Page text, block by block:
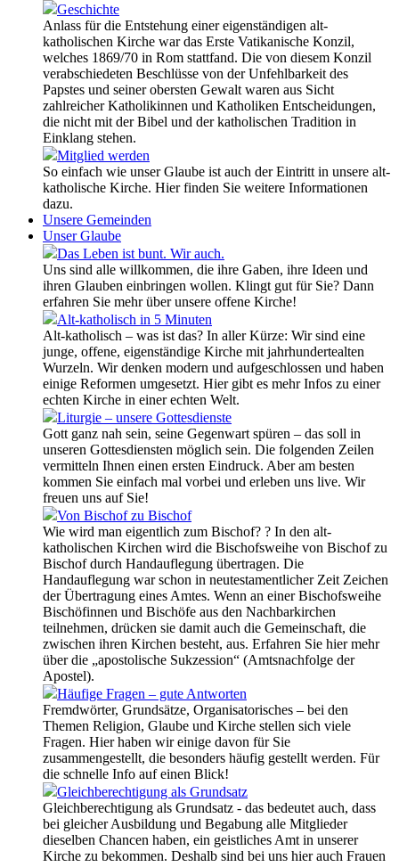
Geschichte
Anlass für die Entstehung einer eigenständigen alt-
katholischen Kirche war das Erste Vatikanische Konzil,
welches 1869/70 in Rom stattfand. Die von diesem Konzil
verabschiedeten Beschlüsse von der Unfehlbarkeit des
Papstes und seiner obersten Gewalt waren aus Sicht
zahlreicher Katholikinnen und Katholiken Entscheidungen,
die nicht mit der Bibel und der katholischen Tradition in
Einklang stehen.
Mitglied werden
So einfach wie unser Glaube ist auch der Eintritt in unsere alt-
katholische Kirche. Hier finden Sie weitere Informationen
dazu.
Unsere Gemeinden
Unser Glaube
Das Leben ist bunt. Wir auch.
Uns sind alle willkommen, die ihre Gaben, ihre Ideen und
ihren Glauben einbringen wollen. Klingt gut für Sie? Dann
erfahren Sie mehr über unsere offene Kirche!
Alt-katholisch in 5 Minuten
Alt-katholisch – was ist das? In aller Kürze: Wir sind eine
junge, offene, eigenständige Kirche mit jahrhundertealten
Wurzeln. Wir denken modern und aufgeschlossen und haben
einige Reformen umgesetzt. Hier gibt es mehr Infos zu einer
echten Kirche in einer echten Welt.
Liturgie – unsere Gottesdienste
Gott ganz nah sein, seine Gegenwart spüren – das soll in
unseren Gottesdiensten möglich sein. Die folgenden Zeilen
vermitteln Ihnen einen ersten Eindruck. Aber am besten
kommen Sie einfach mal vorbei und erleben uns live. Wir
freuen uns auf Sie!
Von Bischof zu Bischof
Wie wird man eigentlich zum Bischof? ? In den alt-
katholischen Kirchen wird die Bischofsweihe von Bischof zu
Bischof durch Handauflegung übertragen. Die
Handauflegung war schon in neutestamentlicher Zeit Zeichen
der Übertragung eines Amtes. Wenn an einer Bischofsweihe
Bischöfinnen und Bischöfe aus den Nachbarkirchen
teilnehmen, drücken sie damit auch die Gemeinschaft, die
zwischen ihren Kirchen besteht, aus. Erfahren Sie hier mehr
über die „apostolische Sukzession“ (Amtsnachfolge der
Apostel).
Häufige Fragen – gute Antworten
Fremdwörter, Grundsätze, Organisatorisches – bei den
Themen Religion, Glaube und Kirche stellen sich viele
Fragen. Hier haben wir einige davon für Sie
zusammengestellt, die besonders häufig gestellt werden. Für
die schnelle Info auf einen Blick!
Gleichberechtigung als Grundsatz
Gleichberechtigung als Grundsatz - das bedeutet auch, dass
bei gleicher Ausbildung und Begabung alle Mitglieder
dieselben Chancen haben, ein geistliches Amt in unserer
Kirche zu bekommen. Deshalb sind bei uns hier auch Frauen